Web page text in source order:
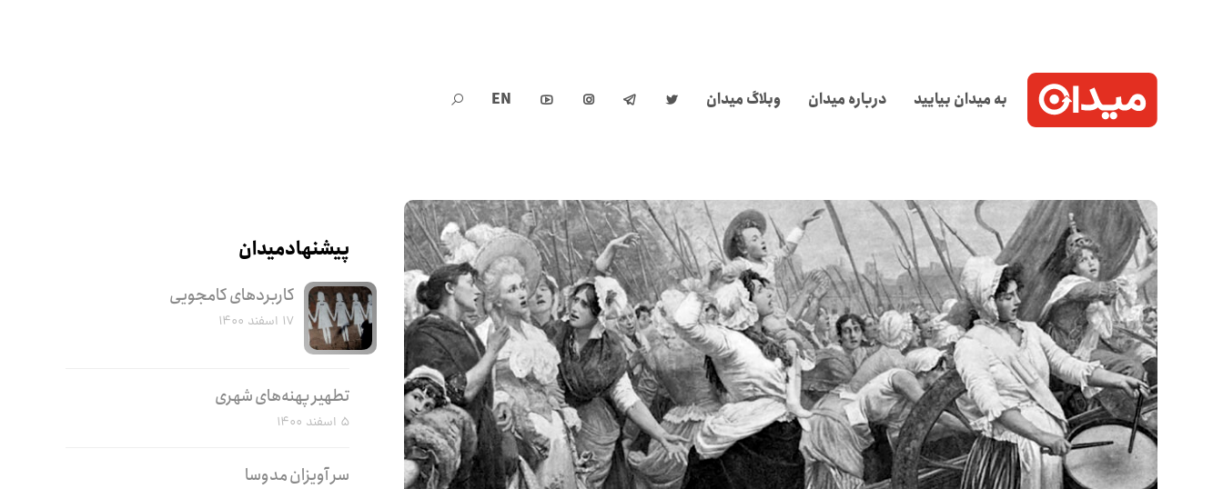
به میدان بیایید درباره میدان وبلاگ میدان 



EN

پیشنهاد میدان
کاربرد‌های کامجویی
۱۷ اسفند ۱۴۰۰
تطهیر پهنه‌های شهری
۵ اسفند ۱۴۰۰
سر آویزان مدوسا